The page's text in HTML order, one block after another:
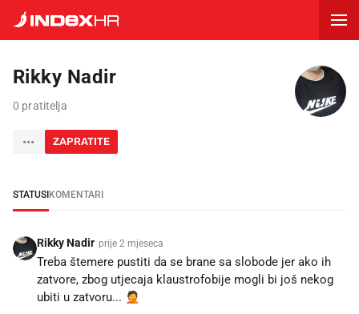
Rikky Nadir
0 pratitelja
ZAPRATITE
STATUSI KOMENTARI
Rikky Nadir prije 2 mjeseca
Treba štemere pustiti da se brane sa slobode jer ako ih
zatvore, zbog utjecaja klaustrofobije mogli bi još nekog
ubiti u zatvoru... 🤦